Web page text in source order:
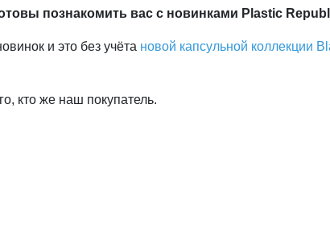
познакомить вас с новинками Plastic
и это без учёта новой капсульной коллекции
кто же наш покупатель.